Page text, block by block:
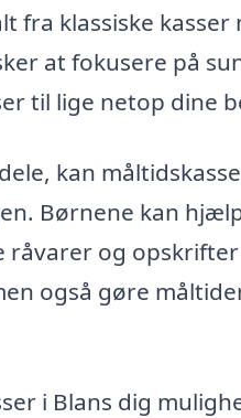
fra klassiske
at fokusere på
til lige netop dine
kan
Børnene kan
og
også gøre
i Blans dig